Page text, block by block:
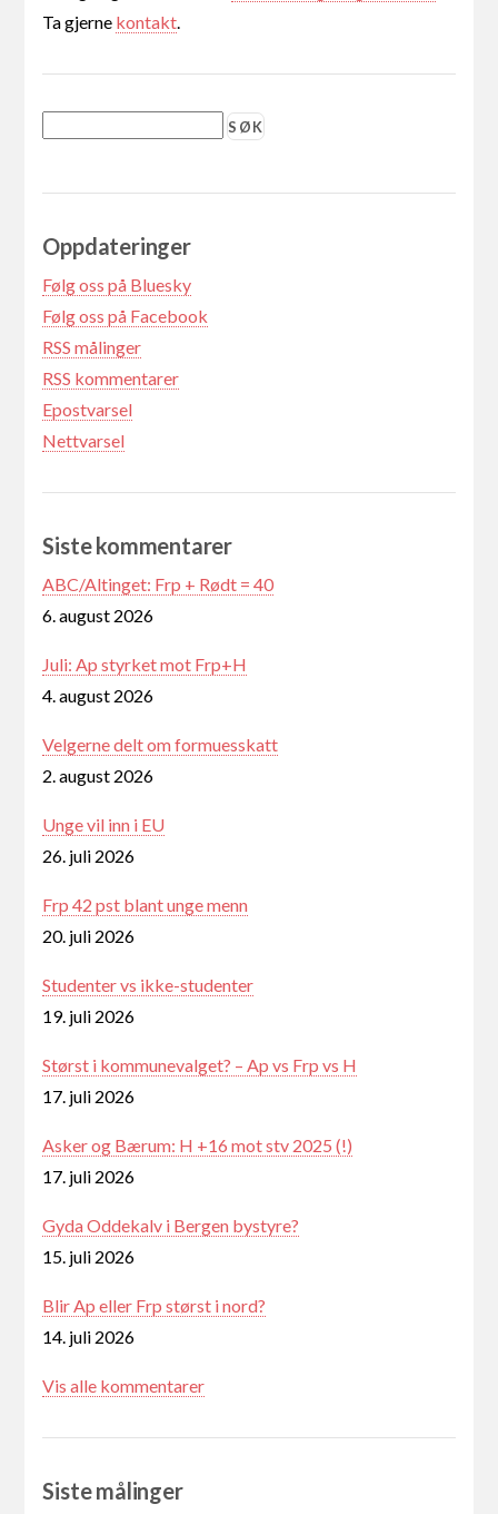
Ta gjerne kontakt
Oppdateringer
Følg oss på Bluesky
Følg oss på Facebook
RSS målinger
RSS kommentarer
Epostvarsel
Nettvarsel
Siste kommentarer
ABC/Altinget: Frp + Rødt = 40
6. august 2026
Juli: Ap styrket mot Frp+H
4. august 2026
Velgerne delt om formuesskatt
2. august 2026
Unge vil inn i EU
26. juli 2026
Frp 42 pst blant unge menn
20. juli 2026
Studenter vs ikke-studenter
19. juli 2026
Størst i kommunevalget? – Ap vs Frp vs H
17. juli 2026
Asker og Bærum: H +16 mot stv 2025 (!)
17. juli 2026
Gyda Oddekalv i Bergen bystyre?
15. juli 2026
Blir Ap eller Frp størst i nord?
14. juli 2026
Vis alle kommentarer
Siste målinger